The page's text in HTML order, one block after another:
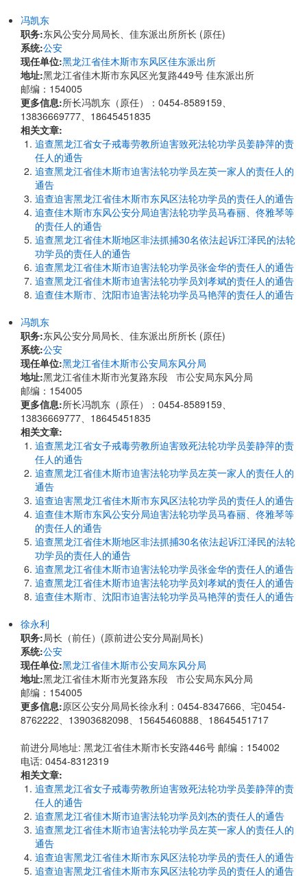
冯凯东
职务:东风公安分局局长、佳东派出所所长 (原任)
系统:公安
现任单位:黑龙江省佳木斯市东风区佳东派出所
地址:黑龙江省佳木斯市东风区光复路449号 佳东派出所
邮编：154005
更多信息:所长冯凯东（原任）：0454-8589159、
13836669777、18645451835
相关文章:
追查黑龙江省女子戒毒劳教所迫害致死法轮功学员姜静萍的责
任人的通告
追查黑龙江省佳木斯市迫害法轮功学员左英一家人的责任人的
通告
追查迫害黑龙江省佳木斯市东风区法轮功学员的责任人的通告
追查佳木斯市东风公安分局迫害法轮功学员马春丽、佟雅琴等
的责任人的通告
追查黑龙江省佳木斯地区非法抓捕30名依法起诉江泽民的法轮
功学员的责任人的通告
追查黑龙江省佳木斯市迫害法轮功学员张金华的责任人的通告
追查黑龙江省佳木斯市迫害法轮功学员刘孝斌的责任人的通告
追查佳木斯市、沈阳市迫害法轮功学员马艳萍的责任人的通告
冯凯东
职务:东风公安分局局长、佳东派出所所长 (原任)
系统:公安
现任单位:黑龙江省佳木斯市公安局东风分局
地址:黑龙江省佳木斯市光复路东段 市公安局东风分局
邮编：154005
更多信息:所长冯凯东（原任）：0454-8589159、
13836669777、18645451835
相关文章:
追查黑龙江省女子戒毒劳教所迫害致死法轮功学员姜静萍的责
任人的通告
追查黑龙江省佳木斯市迫害法轮功学员左英一家人的责任人的
通告
追查迫害黑龙江省佳木斯市东风区法轮功学员的责任人的通告
追查佳木斯市东风公安分局迫害法轮功学员马春丽、佟雅琴等
的责任人的通告
追查黑龙江省佳木斯地区非法抓捕30名依法起诉江泽民的法轮
功学员的责任人的通告
追查黑龙江省佳木斯市迫害法轮功学员张金华的责任人的通告
追查黑龙江省佳木斯市迫害法轮功学员刘孝斌的责任人的通告
追查佳木斯市、沈阳市迫害法轮功学员马艳萍的责任人的通告
徐永利
职务:局长（前任）(原前进公安分局副局长)
系统:公安
现任单位:黑龙江省佳木斯市公安局东风分局
地址:黑龙江省佳木斯市光复路东段 市公安局东风分局
邮编：154005
更多信息:原区公安分局局长徐永利：0454-8347666、宅0454-
8762222、13903682098、15645460888、18645451717
前进分局地址: 黑龙江省佳木斯市长安路446号 邮编：154002
电话: 0454-8312319
相关文章:
追查黑龙江省女子戒毒劳教所迫害致死法轮功学员姜静萍的责
任人的通告
追查黑龙江省佳木斯市迫害法轮功学员刘杰的责任人的通告
追查黑龙江省佳木斯市迫害法轮功学员左英一家人的责任人的
通告
追查迫害黑龙江省佳木斯市东风区法轮功学员的责任人的通告
追查迫害黑龙江省佳木斯市东风区法轮功学员的责任人的通告